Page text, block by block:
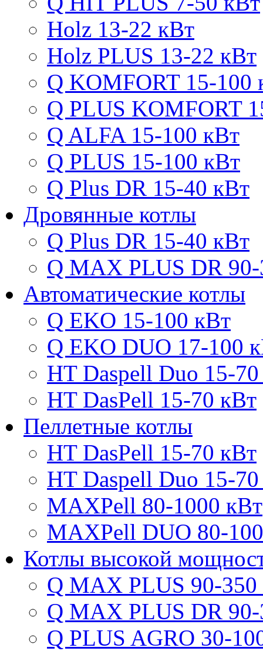
Holz 13-22 кВт
Holz PLUS 13-22 кВт
Q KOMFORT 15-100
Q PLUS KOMFORT
Q ALFA 15-100 кВт
Q PLUS 15-100 кВт
Q Plus DR 15-40 кВт
Дровянные котлы
Q Plus DR 15-40 кВт
Q MAX PLUS DR
Автоматические котлы
Q EKO 15-100 кВт
Q EKO DUO 17-100
HT Daspell Duo 15-
HT DasPell 15-70 кВт
Пеллетные котлы
HT DasPell 15-70 кВт
HT Daspell Duo 15-
MAXPell 80-1000 кВт
MAXPell DUO 80-
Котлы высокой
Q MAX PLUS 90-350
Q MAX PLUS DR
Q PLUS AGRO 30-